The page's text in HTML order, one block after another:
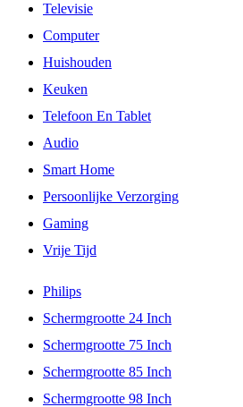
Televisie
Computer
Huishouden
Keuken
Telefoon En Tablet
Audio
Smart Home
Persoonlijke Verzorging
Gaming
Vrije Tijd
Philips
Schermgrootte 24 Inch
Schermgrootte 75 Inch
Schermgrootte 85 Inch
Schermgrootte 98 Inch